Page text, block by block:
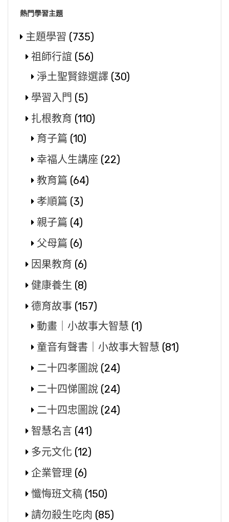
熱門學習主題
主題學習 (735)
祖師行誼 (56)
淨土聖賢錄選譯 (30)
學習入門 (5)
扎根教育 (110)
育子篇 (10)
幸福人生講座 (22)
教育篇 (64)
孝順篇 (3)
親子篇 (4)
父母篇 (6)
因果教育 (6)
健康養生 (8)
德育故事 (157)
動畫｜小故事大智慧 (1)
童音有聲書｜小故事大智慧 (81)
二十四孝圖說 (24)
二十四悌圖說 (24)
二十四忠圖說 (24)
智慧名言 (41)
多元文化 (12)
企業管理 (6)
懺悔班文稿 (150)
請勿殺生吃肉 (85)